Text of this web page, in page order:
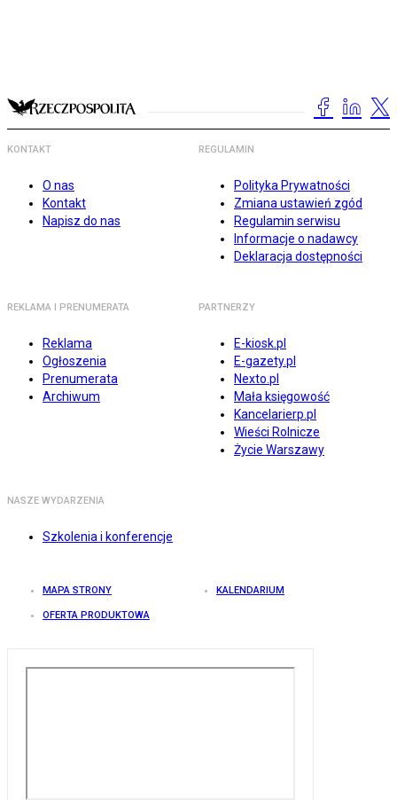
KONTAKT
O nas
Kontakt
Napisz do nas
REGULAMIN
Polityka Prywatności
Zmiana ustawień zgód
Regulamin serwisu
Informacje o nadawcy
Deklaracja dostępności
REKLAMA I PRENUMERATA
Reklama
Ogłoszenia
Prenumerata
Archiwum
PARTNERZY
E-kiosk.pl
E-gazety.pl
Nexto.pl
Mała księgowość
Kancelarierp.pl
Wieści Rolnicze
Życie Warszawy
NASZE WYDARZENIA
Szkolenia i konferencje
MAPA STRONY KALENDARIUM
OFERTA PRODUKTOWA